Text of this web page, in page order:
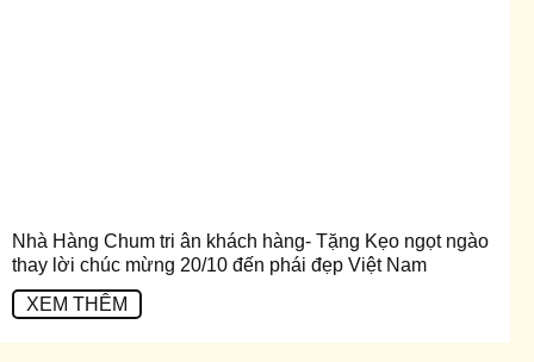
Nhà Hàng Chum tri ân khách hàng- Tặng Kẹo ngọt ngào
thay lời chúc mừng 20/10 đến phái đẹp Việt Nam
XEM THÊM